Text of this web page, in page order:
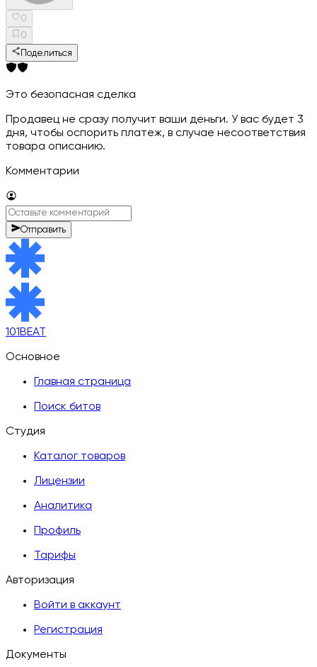
0
0
Поделиться
Это безопасная сделка
Продавец не сразу получит ваши деньги. У вас будет 3
дня, чтобы оспорить платеж, в случае несоответствия
товара описанию.
Комментарии
Отправить
101BEAT
Основное
Главная страница
Поиск битов
Студия
Каталог товаров
Лицензии
Аналитика
Профиль
Тарифы
Авторизация
Войти в аккаунт
Регистрация
Документы